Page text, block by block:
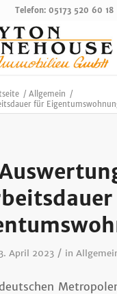
Telefon: 05173 520 60 18
/ Allgemein /
für
April 2023 / in